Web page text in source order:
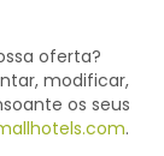
oferta?
modificar,
os seus
.